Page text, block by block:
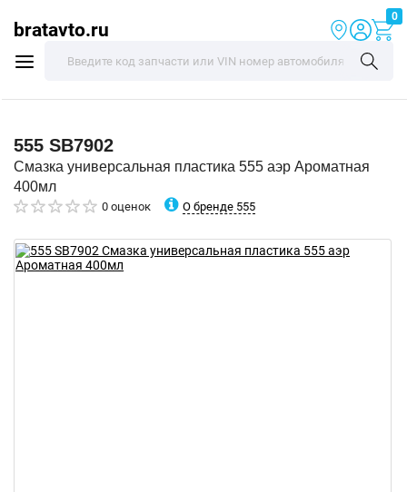
bratavto.ru
0
555 SB7902
Смазка универсальная пластика 555 аэр Ароматная
400мл
0 оценок О бренде 555